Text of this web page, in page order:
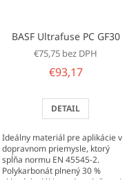
BASF Ultrafuse PC GF30
€75,75 bez DPH
€93,17
DETAIL
Ideálny materiál pre aplikácie v
dopravnom priemysle, ktorý
spĺňa normu EN 45545-2.
Polykarbonát plnený 30 %
sklených vlákien od spoločnosti